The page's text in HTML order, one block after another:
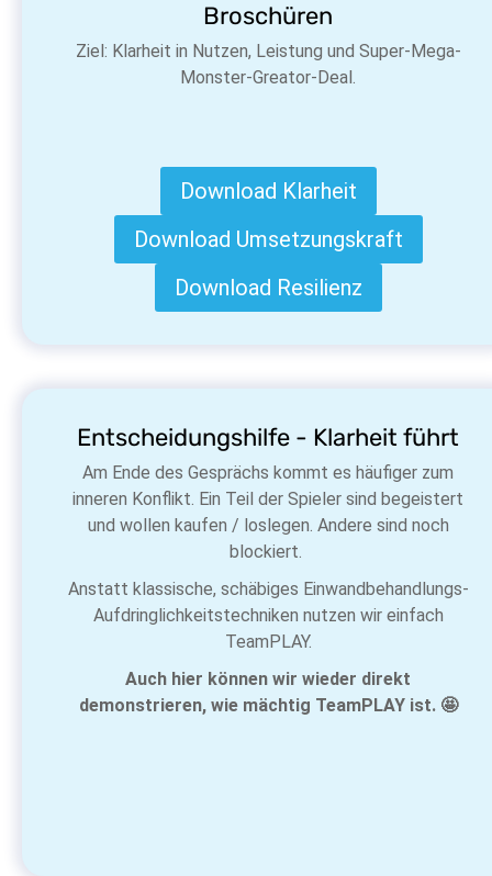
Broschüren
Ziel: Klarheit in Nutzen, Leistung und Super-Mega-
Monster-Greator-Deal.
Download Klarheit
Download Umsetzungskraft
Download Resilienz
Entscheidungshilfe - Klarheit führt
Am Ende des Gesprächs kommt es häufiger zum
inneren Konflikt. Ein Teil der Spieler sind begeistert
und wollen kaufen / loslegen. Andere sind noch
blockiert.
Anstatt klassische, schäbiges Einwandbehandlungs-
Aufdringlichkeitstechniken nutzen wir einfach
TeamPLAY.
Auch hier können wir wieder direkt
demonstrieren, wie mächtig TeamPLAY ist. 🤩